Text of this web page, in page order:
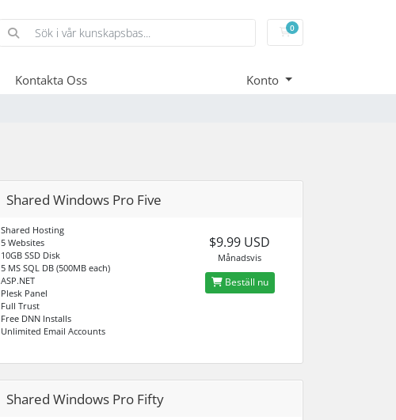
0Kundvagn
Kontakta Oss Konto
Shared Windows Pro Five
Shared Hosting
5 Websites
10GB SSD Disk
5 MS SQL DB (500MB each)
ASP.NET
Plesk Panel
Full Trust
Free DNN Installs
Unlimited Email Accounts
$9.99 USD
Månadsvis
Beställ nu
Shared Windows Pro Fifty